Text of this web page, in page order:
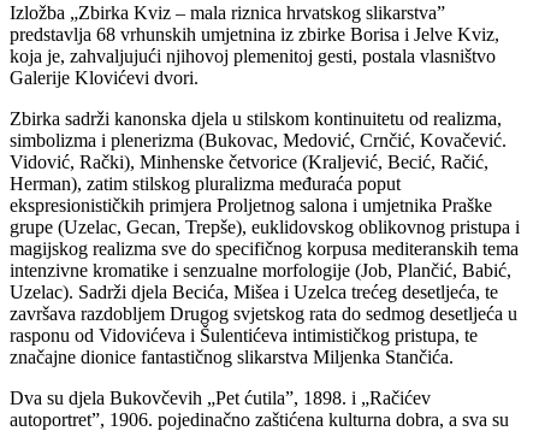
Izložba „Zbirka Kviz – mala riznica hrvatskog slikarstva”
predstavlja 68 vrhunskih umjetnina iz zbirke Borisa i Jelve Kviz,
koja je, zahvaljujući njihovoj plemenitoj gesti, postala vlasništvo
Galerije Klovićevi dvori.
Zbirka sadrži kanonska djela u stilskom kontinuitetu od realizma,
simbolizma i plenerizma (Bukovac, Medović, Crnčić, Kovačević.
Vidović, Rački), Minhenske četvorice (Kraljević, Becić, Račić,
Herman), zatim stilskog pluralizma međuraća poput
ekspresionističkih primjera Proljetnog salona i umjetnika Praške
grupe (Uzelac, Gecan, Trepše), euklidovskog oblikovnog pristupa i
magijskog realizma sve do specifičnog korpusa mediteranskih tema
intenzivne kromatike i senzualne morfologije (Job, Plančić, Babić,
Uzelac). Sadrži djela Becića, Mišea i Uzelca trećeg desetljeća, te
završava razdobljem Drugog svjetskog rata do sedmog desetljeća u
rasponu od Vidovićeva i Šulentićeva intimističkog pristupa, te
značajne dionice fantastičnog slikarstva Miljenka Stančića.
Dva su djela Bukovčevih „Pet ćutila”, 1898. i „Račićev
autoportret”, 1906. pojedinačno zaštićena kulturna dobra, a sva su